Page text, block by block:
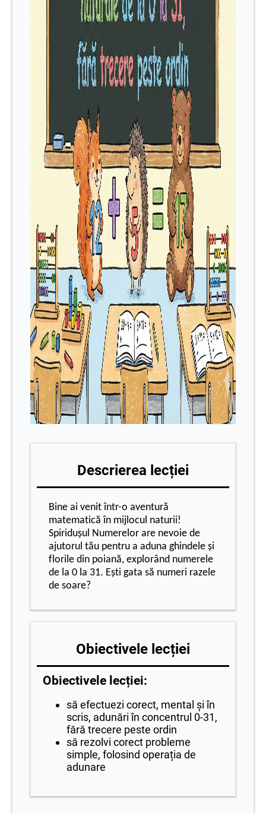
Descrierea lecției
Bine ai venit într-o aventură
matematică în mijlocul naturii!
Spiridușul Numerelor are nevoie de
ajutorul tău pentru a aduna ghindele și
florile din poiană, explorând numerele
de la 0 la 31. Ești gata să numeri razele
de soare?
Obiectivele lecției
Obiectivele lecției:
să efectuezi corect, mental și în
scris, adunări în concentrul 0-31,
fără trecere peste ordin
să rezolvi corect probleme
simple, folosind operația de
adunare